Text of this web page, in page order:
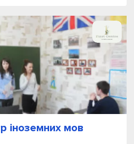
іноземних мов